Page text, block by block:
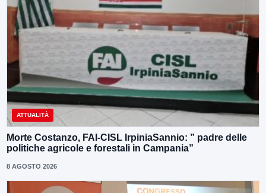
ATTUALITÀ
Morte Costanzo, FAI-CISL IrpiniaSannio: ” padre delle
politiche agricole e forestali in Campania”
8 AGOSTO 2026